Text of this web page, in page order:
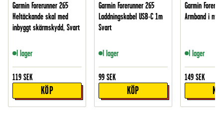
Garmin Forerunner 265
Heltäckande skal med
inbyggt skärmskydd, Svart
I lager
119 SEK
KÖP
Garmin Forerunner 265
Laddningskabel USB-C 1m
Svart
I lager
99 SEK
KÖP
Garmin
Armband i
I lager
149 SEK